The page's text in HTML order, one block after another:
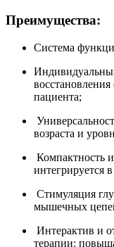
Преимущества:
Система
пациента;
возраста и
Компактность
интегрируется
Стимуляция
мышечных
Интерактив и
терапии: